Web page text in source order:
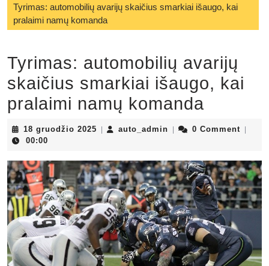
Tyrimas: automobilių avarijų skaičius smarkiai išaugo, kai
pralaimi namų komanda
Tyrimas: automobilių avarijų
skaičius smarkiai išaugo, kai
pralaimi namų komanda
18 gruodžio 2025 18
auto_admin auto_admin
0 Comment
00:00